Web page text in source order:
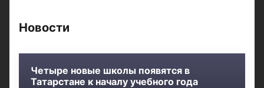
Новости
Четыре новые школы появятся в
Татарстане к началу учебного года